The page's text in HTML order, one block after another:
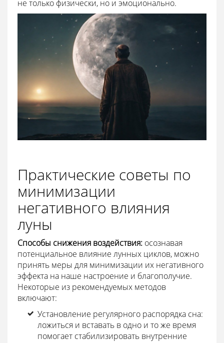
не только физически, но и эмоционально.
Практические советы по
минимизации
негативного влияния
луны
Способы снижения воздействия: осознавая
потенциальное влияние лунных циклов, можно
принять меры для минимизации их негативного
эффекта на наше настроение и благополучие.
Некоторые из рекомендуемых методов
включают:
Установление регулярного распорядка сна:
ложиться и вставать в одно и то же время
помогает стабилизировать внутренние